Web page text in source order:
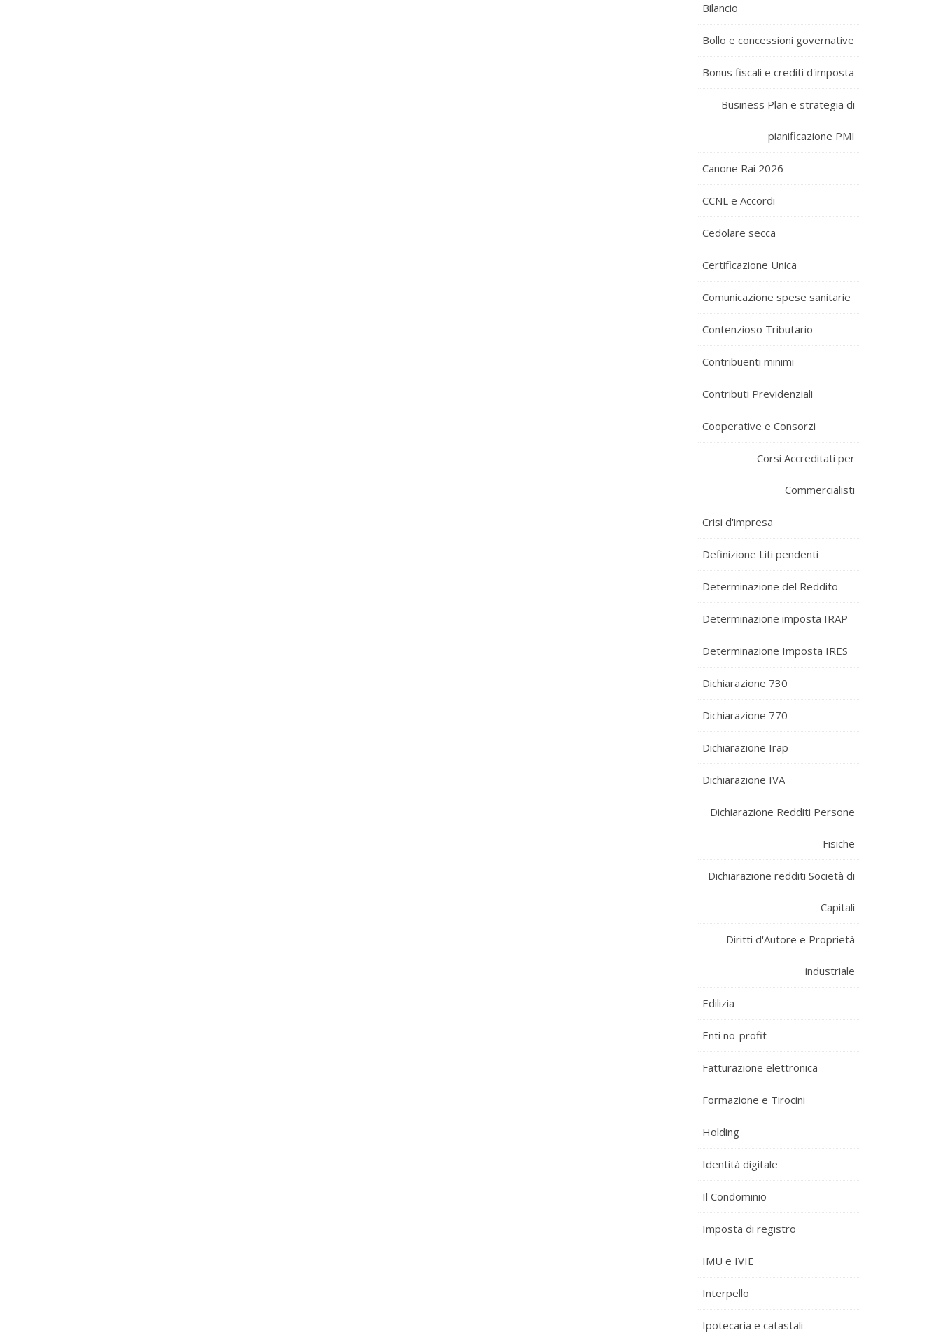
Bilancio
Bollo e concessioni governative
Bonus fiscali e crediti d'imposta
Business Plan e strategia di
pianificazione PMI
Canone Rai 2026
CCNL e Accordi
Cedolare secca
Certificazione Unica
Comunicazione spese sanitarie
Contenzioso Tributario
Contribuenti minimi
Contributi Previdenziali
Cooperative e Consorzi
Corsi Accreditati per
Commercialisti
Crisi d'impresa
Definizione Liti pendenti
Determinazione del Reddito
Determinazione imposta IRAP
Determinazione Imposta IRES
Dichiarazione 730
Dichiarazione 770
Dichiarazione Irap
Dichiarazione IVA
Dichiarazione Redditi Persone
Fisiche
Dichiarazione redditi Società di
Capitali
Diritti d'Autore e Proprietà
industriale
Edilizia
Enti no-profit
Fatturazione elettronica
Formazione e Tirocini
Holding
Identità digitale
Il Condominio
Imposta di registro
IMU e IVIE
Interpello
Ipotecaria e catastali